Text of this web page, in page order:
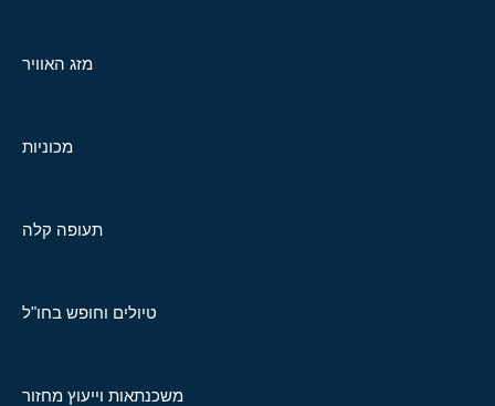
מזג האוויר
מכוניות
תעופה קלה
טיולים וחופש בחו"ל
משכנתאות וייעוץ מחזור